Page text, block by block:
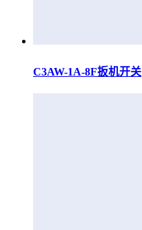
C3AW-1A-8F扳机开关